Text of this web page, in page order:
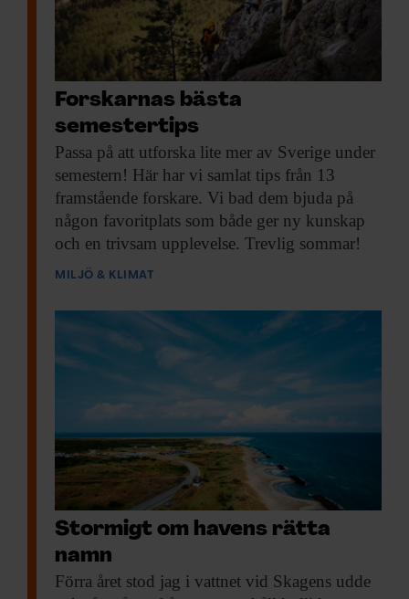
Forskarnas bästa
semestertips
Passa på att utforska lite mer av Sverige under
semestern! Här har vi samlat tips från 13
framstående forskare. Vi bad dem bjuda på
någon favoritplats som både ger ny kunskap
och en trivsam upplevelse. Trevlig sommar!
MILJÖ & KLIMAT
Stormigt om havens rätta
namn
Förra året stod jag i vattnet vid Skagens udde